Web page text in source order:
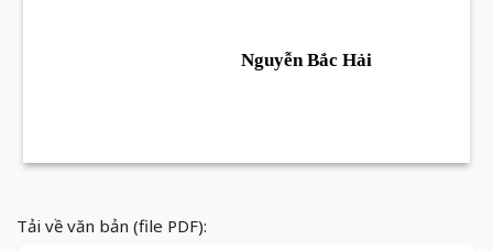
Nguyễn Bắc Hải
Tải về văn bản (file PDF):